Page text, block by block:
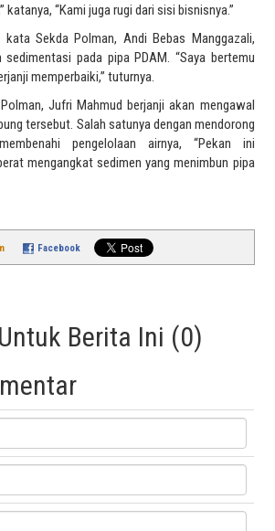
katanya, “Kami juga rugi dari sisi bisnisnya.”
Sekda Polman, Andi Bebas Manggazali,
pada pipa PDAM. “Saya bertemu
memperbaiki,” tuturnya.
Jufri Mahmud berjanji akan mengawal
tersebut. Salah satunya dengan mendorong
pengelolaan airnya, “Pekan ini
mengangkat sedimen yang menimbun pipa
Facebook
Berita Ini (0)